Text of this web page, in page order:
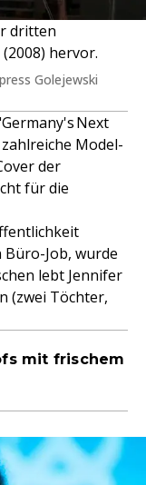
dritten
hervor.
Golejewski
Next
Model-
der
für die
Job, wurde
lebt Jennifer
(zwei Töchter,
mit frischem